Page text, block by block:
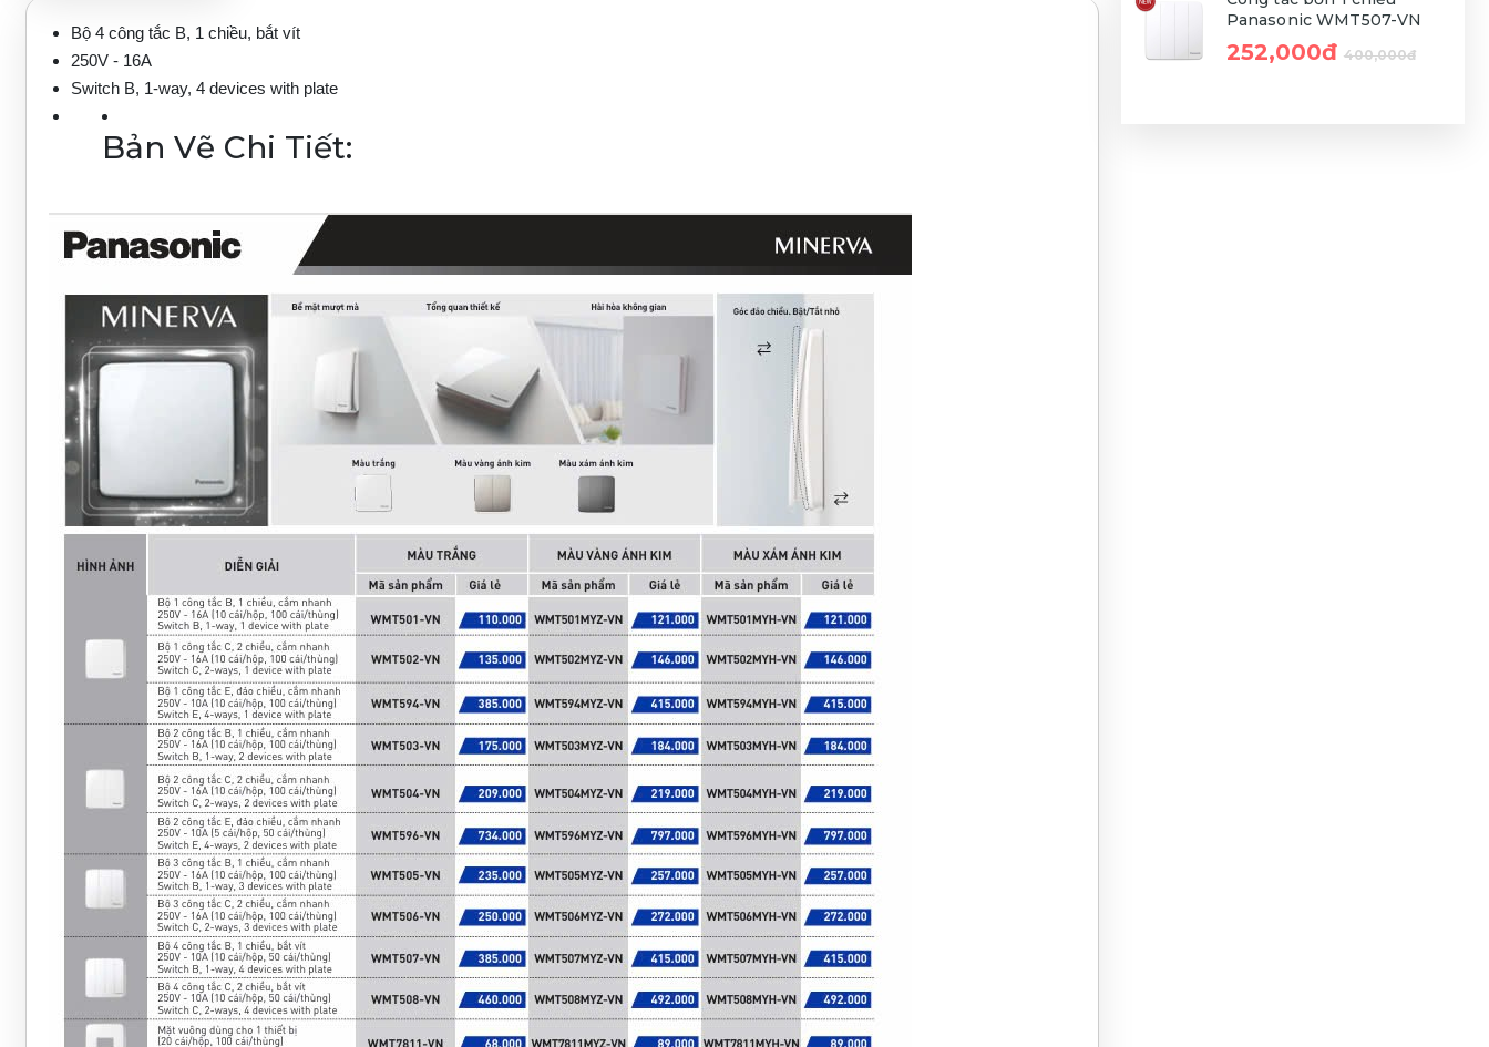
Bộ 4 công tắc B, 1 chiều, bắt vít
250V - 16A
Switch B, 1-way, 4 devices with plate
Bản Vẽ Chi Tiết:
Panasonic WMT507-VN
252,000đ 400,000đ